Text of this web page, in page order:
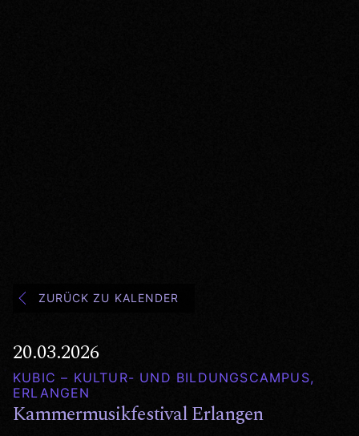
ZURÜCK ZU KALENDER
20.03.2026
KUBIC – KULTUR- UND BILDUNGSCAMPUS,
ERLANGEN
Kammermusikfestival Erlangen